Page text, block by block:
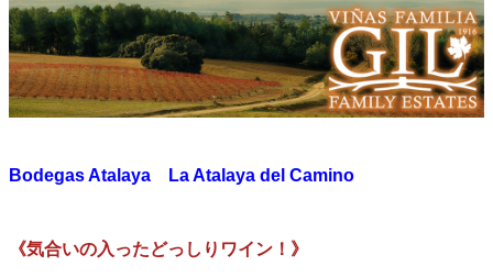
Bodegas Atalaya La Atalaya del Camino
《気合いの入ったどっしりワイン！》